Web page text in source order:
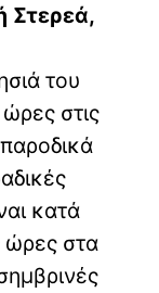
Στερεά,
του
στις
κατά
ώρες στα